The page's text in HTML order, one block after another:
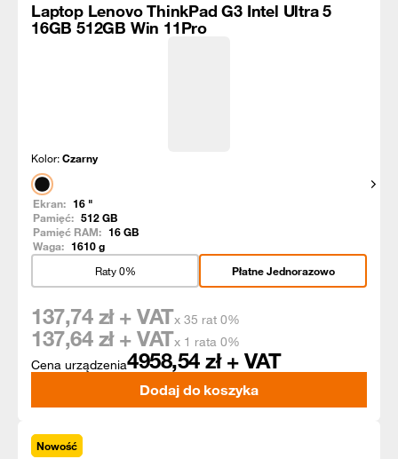
Laptop Lenovo ThinkPad G3 Intel Ultra 5
16GB 512GB Win 11Pro
Kolor:Czarny
Ekran: 16 "
Pamięć: 512GB
Pamięć RAM: 16GB
Waga: 1610g
Płatne Jednorazowo
Raty 0%
Cena urządzenia4958,54 zł + VAT
137,74 zł + VATx 35 rat 0%
137,64 zł + VATx 1 rata 0%
Dodaj do koszyka
Nowość